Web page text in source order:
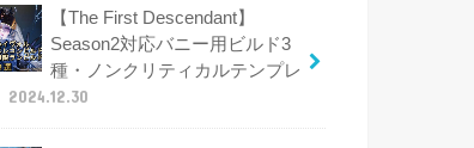
【The First Descendant】
Season2対応バニー用ビルド3
種・ノンクリティカルテンプレ
2024.12.30